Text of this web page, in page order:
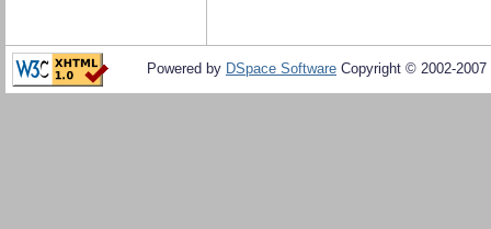
Powered by DSpace Software Copyright © 2002-2007